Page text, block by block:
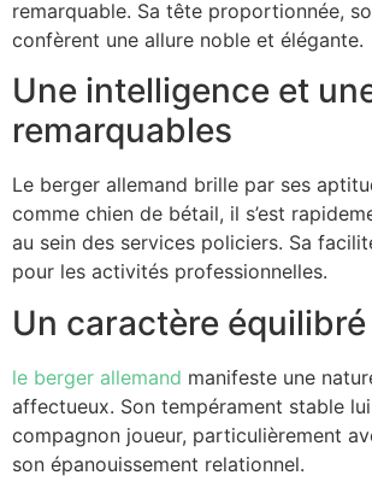
remarquable. Sa tête proportionnée,
confèrent une allure noble et élégante.
Une intelligence et
remarquables
Le berger allemand brille par ses
comme chien de bétail, il s’est
au sein des services policiers. Sa
pour les activités professionnelles.
Un caractère
le berger allemand manifeste une
affectueux. Son tempérament stable
compagnon joueur, particulièrement
son épanouissement relationnel.